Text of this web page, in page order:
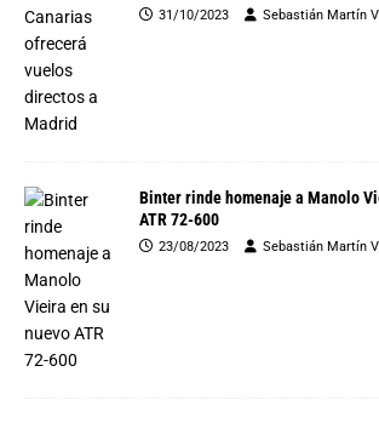
31/10/2023 Sebastián Martín
Binter rinde homenaje a Manolo
ATR 72-600
23/08/2023 Sebastián Martín